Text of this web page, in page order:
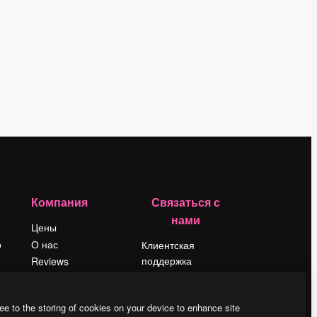
Компания
Цены
О нас
Reviews
Блог
Связаться с
нами
Клиентская
поддержка
LinkedIn
to the storing of cookies on your device to enhance site